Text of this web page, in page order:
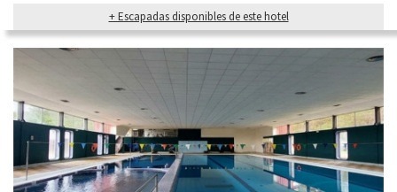
+ Escapadas disponibles de este hotel